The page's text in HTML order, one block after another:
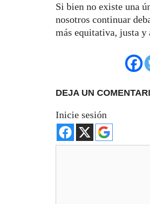
Si bien no existe una
nosotros continuar
más equitativa, justa y
DEJA UN
Inicie sesión